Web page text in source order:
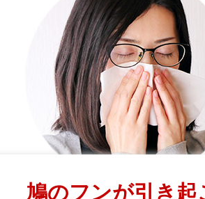
鳩のフンが引き起